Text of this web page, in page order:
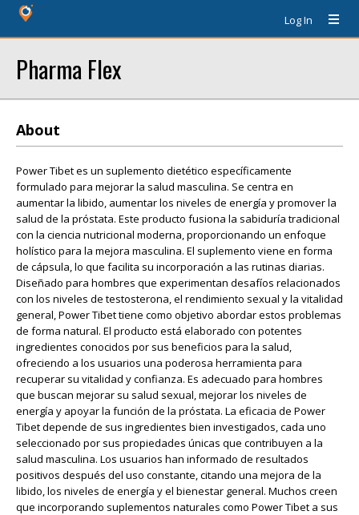
Log In
Pharma Flex
About
Power Tibet es un suplemento dietético específicamente
formulado para mejorar la salud masculina. Se centra en
aumentar la libido, aumentar los niveles de energía y promover la
salud de la próstata. Este producto fusiona la sabiduría tradicional
con la ciencia nutricional moderna, proporcionando un enfoque
holístico para la mejora masculina. El suplemento viene en forma
de cápsula, lo que facilita su incorporación a las rutinas diarias.
Diseñado para hombres que experimentan desafíos relacionados
con los niveles de testosterona, el rendimiento sexual y la vitalidad
general, Power Tibet tiene como objetivo abordar estos problemas
de forma natural. El producto está elaborado con potentes
ingredientes conocidos por sus beneficios para la salud,
ofreciendo a los usuarios una poderosa herramienta para
recuperar su vitalidad y confianza. Es adecuado para hombres
que buscan mejorar su salud sexual, mejorar los niveles de
energía y apoyar la función de la próstata. La eficacia de Power
Tibet depende de sus ingredientes bien investigados, cada uno
seleccionado por sus propiedades únicas que contribuyen a la
salud masculina. Los usuarios han informado de resultados
positivos después del uso constante, citando una mejora de la
libido, los niveles de energía y el bienestar general. Muchos creen
que incorporando suplementos naturales como Power Tibet a sus